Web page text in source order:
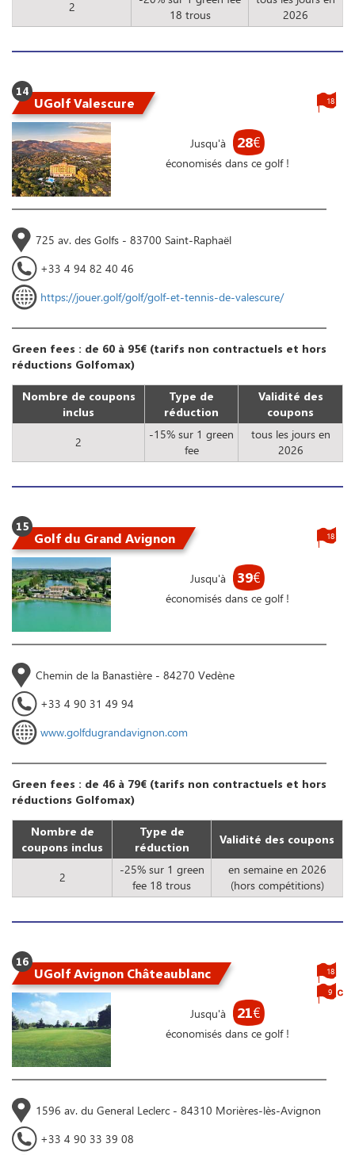
2
18 trous
2026
14
UGolf Valescure
Jusqu'à 28€
économisés dans ce golf !
18
725 av. des Golfs - 83700 Saint-Raphaël
+33 4 94 82 40 46
https://jouer.golf/golf/golf-et-tennis-de-valescure/
Green fees : de 60 à 95€ (tarifs non contractuels et hors
réductions Golfomax)
Nombre de coupons
inclus
Type de
réduction
Validité des
coupons
2
-15% sur 1 green
fee
tous les jours en
2026
15
Golf du Grand Avignon
Jusqu'à 39€
économisés dans ce golf !
18
Chemin de la Banastière - 84270 Vedène
+33 4 90 31 49 94
www.golfdugrandavignon.com
Green fees : de 46 à 79€ (tarifs non contractuels et hors
réductions Golfomax)
Nombre de
coupons inclus
Type de
réduction
Validité des coupons
2
-25% sur 1 green
fee 18 trous
en semaine en 2026
(hors compétitions)
16
UGolf Avignon Châteaublanc
Jusqu'à 21€
économisés dans ce golf !
18
9
1596 av. du General Leclerc - 84310 Morières-lès-Avignon
+33 4 90 33 39 08